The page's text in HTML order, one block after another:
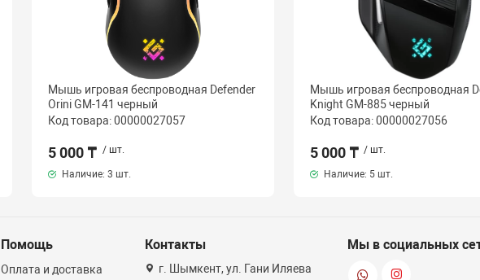
Мышь игровая беспроводная Defender
Orini GM-141 черный
Код товара: 00000027057
5 000 ₸ / шт.
Наличие:3 шт.
Мышь игровая беспроводная
Knight GM-885 черный
Код товара: 00000027056
5 000 ₸ / шт.
Наличие: 5 шт.
Помощь
Оплата и доставка
Контакты
г. Шымкент, ул. Гани Иляева
Мы в социальных